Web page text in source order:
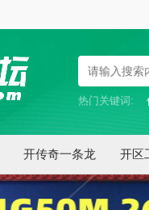
热门关键词:
开传奇一条龙 开区